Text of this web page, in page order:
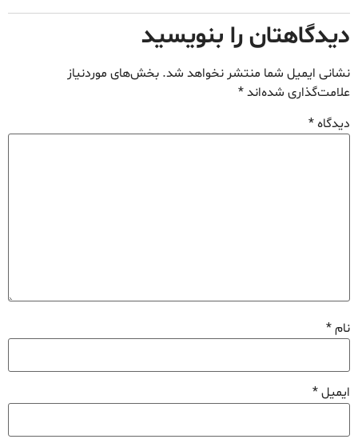
دیدگاهتان را بنویسید
نشانی ایمیل شما منتشر نخواهد شد. بخش‌های موردنیاز
علامت‌گذاری شده‌اند*
دیدگاه*
نام*
ایمیل*